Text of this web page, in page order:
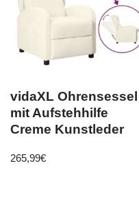
vidaXL Ohrensessel
mit Aufstehhilfe
Creme Kunstleder
265,99€